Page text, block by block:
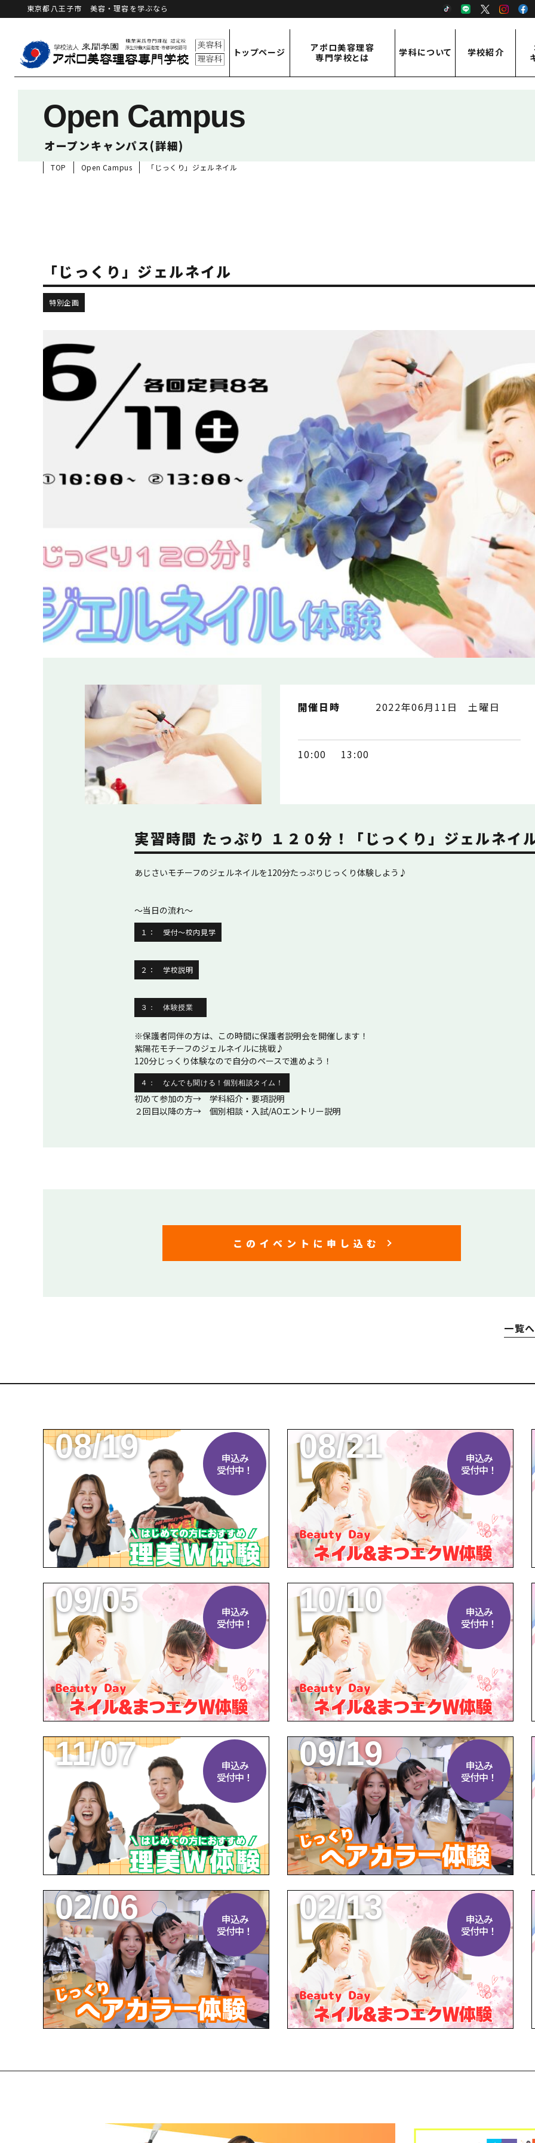
東京都八王子市 美容・理容を学ぶなら TikTokLINE X
トップページ
アポロ美容理容
専門学校とは
学科について 学校紹介
Open Campus
オープンキャンパス(詳細)
TOP Open Campus 「じっくり」ジェルネイル
「じっくり」ジェルネイル
特別企画
開催日時 2022年06月11日 土曜日
10:00 13:00
実習時間 たっぷり １２０分！「じっくり」ジェルネイ
あじさいモチーフのジェルネイルを120分たっぷりじっくり体験しよう♪
～当日の流れ～
１： 受付～校内見学
２： 学校説明
３： 体験授業
※保護者同伴の方は、この時間に保護者説明会を開催します！
紫陽花モチーフのジェルネイルに挑戦♪
120分じっくり体験なので自分のペースで進めよう！
４： なんでも聞ける！個別相談タイム！
初めて参加の方→ 学科紹介・要項説明
２回目以降の方→ 個別相談・入試/AOエントリー説明
このイベントに申し込む
一覧
申込み
受付中！
08/19
申込み
受付中！
08/21
申込み
受付中！
09/05
申込み
受付中！
10/10
申込み
受付中！
11/07
申込み
受付中！
09/19
申込み
受付中！
02/06
申込み
受付中！
02/13